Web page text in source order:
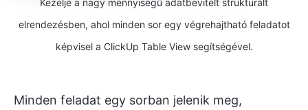
elrendezésben, ahol minden sor egy végrehajtható feladatot
képvisel a ClickUp Table View segítségével.
Minden feladat egy sorban jelenik meg,